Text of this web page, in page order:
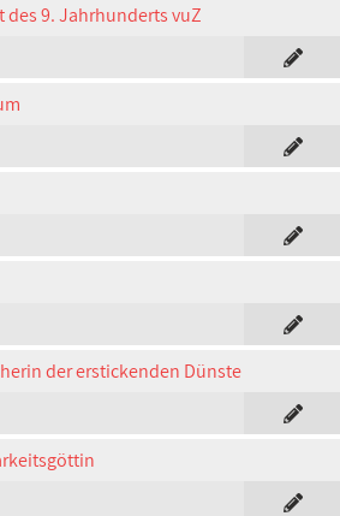
9. Jahrhunderts vuZ
der erstickenden Dünste